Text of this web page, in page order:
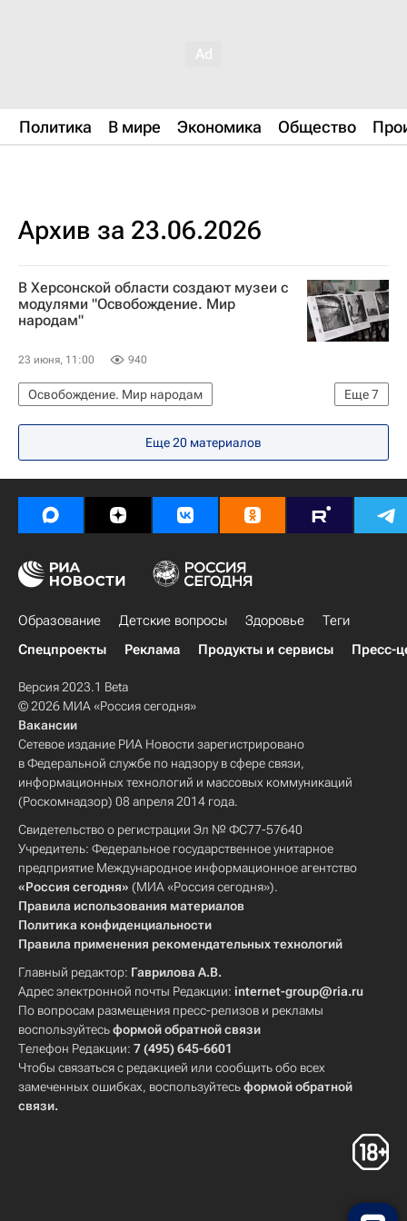
Политика В мире Экономика Общество
Архив за 23.06.2026
В Херсонской области создают музеи с
модулями "Освобождение. Мир
народам"
23 июня, 11:00 940
Еще7
Освобождение. Мир народам
Освобождение. Путь к Победе
Херсонская область
Совинформбюро
Президентский фонд культурных инициатив
Россия
Социальный навигатор Общество
Еще 20 материалов
Образование Детские вопросы Здоровье
Теги
Спецпроекты
Реклама Продукты и сервисы Пресс-
Версия 2023.1 Beta
© 2026 МИА «Россия сегодня»
Вакансии
Сетевое издание РИА Новости зарегистрировано
в Федеральной службе по надзору в сфере связи,
информационных технологий и массовых коммуникаций
(Роскомнадзор) 08 апреля 2014 года.
Свидетельство о регистрации Эл № ФС77-57640
Учредитель: Федеральное государственное унитарное
предприятие Международное информационное агентство
«Россия сегодня» (МИА «Россия сегодня»).
Правила использования материалов
Политика конфиденциальности
Правила применения рекомендательных технологий
Главный редактор: Гаврилова А.В.
Адрес электронной почты Редакции: internet-group@ria.ru
По вопросам размещения пресс-релизов и рекламы
воспользуйтесьформой обратной связи
Телефон Редакции: 7 (495) 645-6601
Чтобы связаться с редакцией или сообщить обо всех
замеченных ошибках, воспользуйтесьформой обратной
связи.